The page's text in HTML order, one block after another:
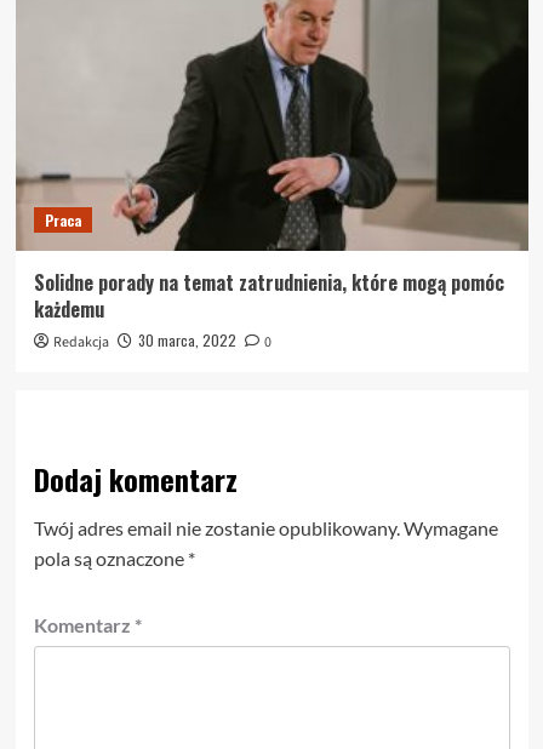
Praca
Solidne porady na temat zatrudnienia, które mogą pomóc
każdemu
Redakcja 30 marca, 2022 0
Dodaj komentarz
Twój adres email nie zostanie opublikowany.Wymagane
pola są oznaczone *
Komentarz *